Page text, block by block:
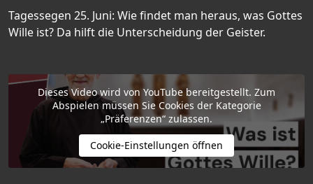
Tagessegen 25. Juni: Wie findet man heraus, was Gottes
Wille ist? Da hilft die Unterscheidung der Geister.
Dieses Video wird von YouTube bereitgestellt. Zum
Abspielen müssen Sie Cookies der Kategorie
„Präferenzen“ zulassen.
Cookie-Einstellungen öffnen